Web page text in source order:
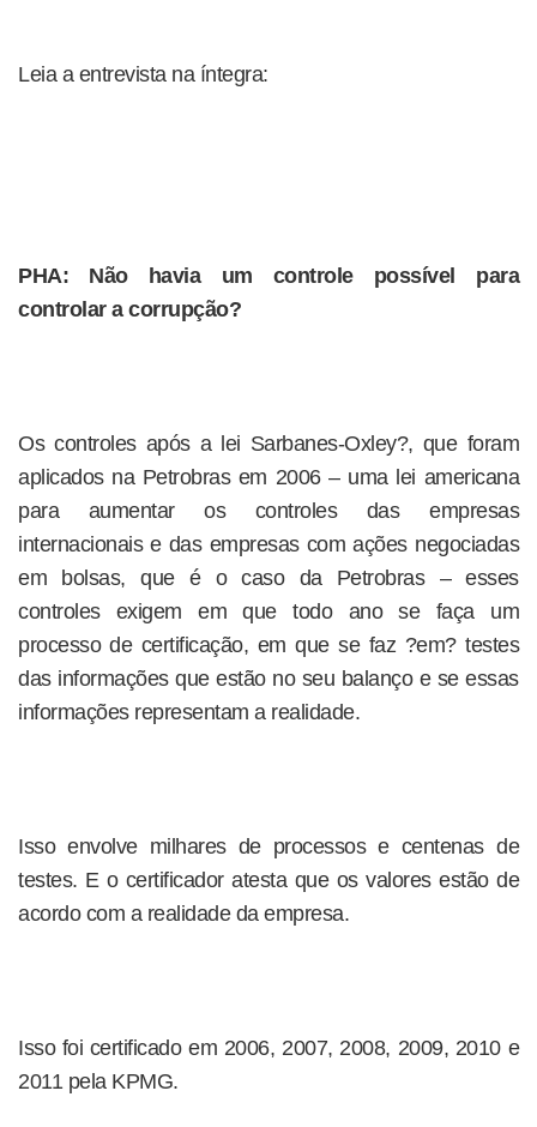
Leia a entrevista na íntegra:
PHA: Não havia um controle possível para
controlar a corrupção?
Os controles após a lei Sarbanes-Oxley?, que foram
aplicados na Petrobras em 2006 – uma lei americana
para aumentar os controles das empresas
internacionais e das empresas com ações negociadas
em bolsas, que é o caso da Petrobras – esses
controles exigem em que todo ano se faça um
processo de certificação, em que se faz ?em? testes
das informações que estão no seu balanço e se essas
informações representam a realidade.
Isso envolve milhares de processos e centenas de
testes. E o certificador atesta que os valores estão de
acordo com a realidade da empresa.
Isso foi certificado em 2006, 2007, 2008, 2009, 2010 e
2011 pela KPMG.